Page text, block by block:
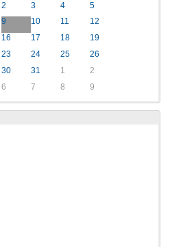
2 3 4
5
9 10 11
12
16 17 18
19
23 24 25
26
30 31 1
2
6 7 8 9